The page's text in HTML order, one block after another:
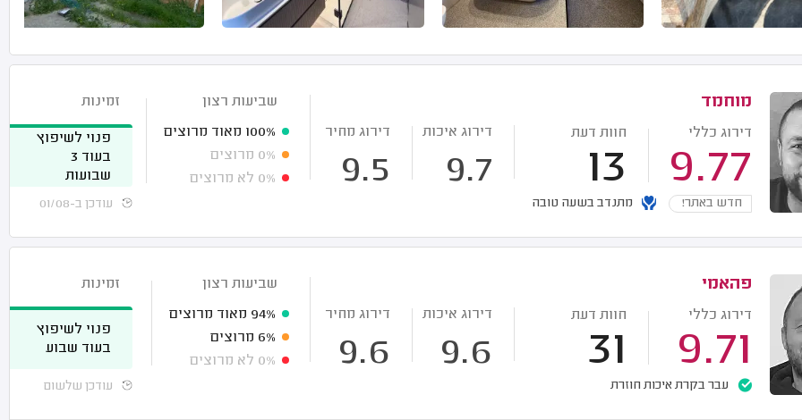
מוחמד
דירוג כללי
9.77
חוות דעת
13
דירוג איכות
9.7
דירוג מחיר
9.5
חדש באתר! מתנדב בשעה טובה
שביעות רצון
100% מאוד מרוצים
0% מרוצים
0% לא מרוצים
זמינות
פנוי לשיפוץ
בעוד 3
שבועות
עודכן ב-01/08
פהאמי
דירוג כללי
9.71
חוות דעת
31
דירוג איכות
9.6
דירוג מחיר
9.6
עבר בקרת איכות חוזרת
שביעות רצון
94% מאוד מרוצים
6% מרוצים
0% לא מרוצים
זמינות
פנוי לשיפוץ
בעוד שבוע
עודכן שלשום